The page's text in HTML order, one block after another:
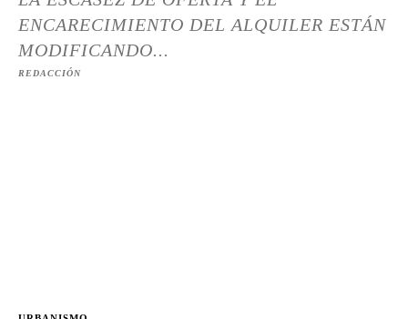
ENCARECIMIENTO DEL ALQUILER ESTÁN
MODIFICANDO...
REDACCIÓN